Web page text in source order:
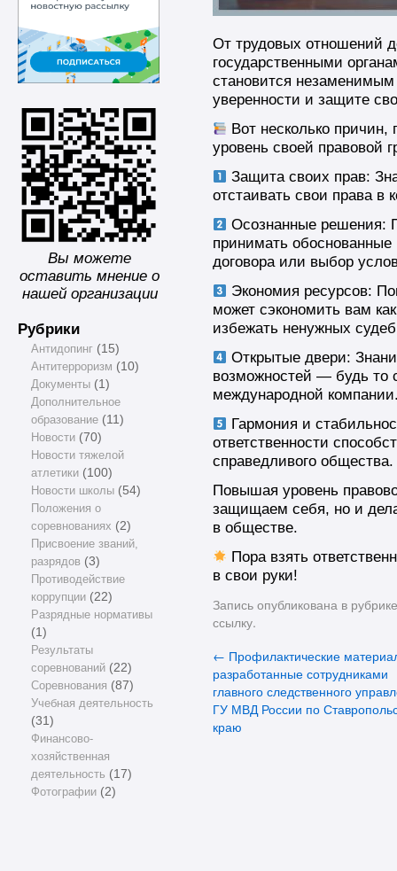
Вы можете
оставить мнение о
нашей организации
Рубрики
Антидопинг(15)
Антитерроризм (10)
Документы(1)
Дополнительное
образование(11)
Новости(70)
Новости тяжелой
атлетики(100)
Новости школы(54)
Положения о
соревнованиях (2)
Присвоение званий,
разрядов (3)
Противодействие
коррупции(22)
Разрядные нормативы
(1)
Результаты
соревнований(22)
Соревнования (87)
Учебная деятельность
(31)
Финансово-
хозяйственная
деятельность (17)
Фотографии(2)
От трудовых отношений
государственными
становится
уверенности и защите
Вот несколько
уровень своей правовой
Защита своих прав:
отстаивать свои права в
Осознанные решения:
принимать
договора или выбор
Экономия ресурсов:
может сэкономить вам
избежать ненужных
Открытые двери:
возможностей — будь то
международной
Гармония и
ответственности
справедливого общества.
Повышая уровень
защищаем себя, но и
в обществе.
Пора взять
в свои руки!
Запись опубликована в
ссылку.
← Профилактические
разработанные сотрудниками
главного следственного
ГУ МВД России по
краю